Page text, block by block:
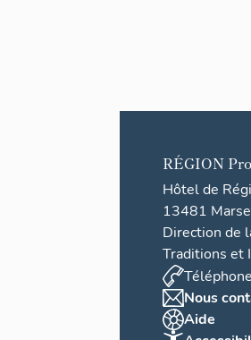
RÉGION
Hôtel de
13481
Direction de
Traditions et
Nous
Aide